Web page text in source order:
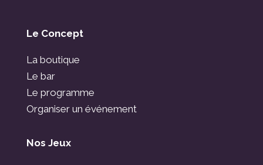
Le Concept
La boutique
Le bar
Le programme
Organiser un événement
Nos Jeux